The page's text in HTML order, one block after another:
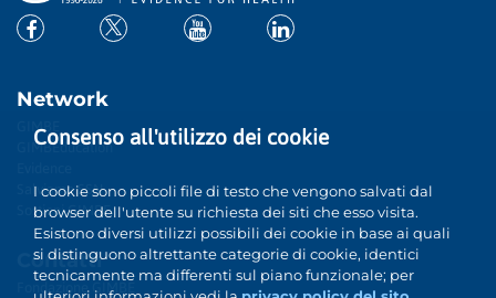
Network
GIMBE
GIMBEducation
Salviamo SSN
Sostieni GIMBE
Contatti
Fondazione GIMBE
Consenso all'utilizzo dei cookie
I cookie sono piccoli file di testo che vengono salvati dal
browser dell'utente su richiesta dei siti che esso visita.
Esistono diversi utilizzi possibili dei cookie in base ai quali
si distinguono altrettante categorie di cookie, identici
tecnicamente ma differenti sul piano funzionale; per